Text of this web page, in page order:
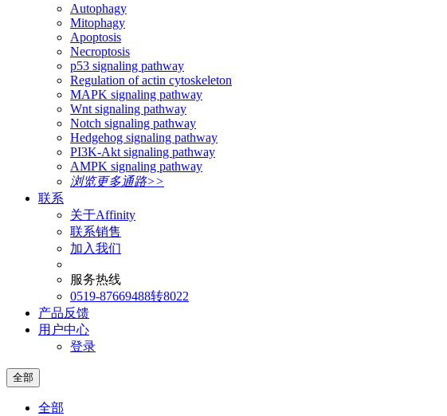
Autophagy
Mitophagy
Apoptosis
Necroptosis
p53 signaling pathway
Regulation of actin cytoskeleton
MAPK signaling pathway
Wnt signaling pathway
Notch signaling pathway
Hedgehog signaling pathway
PI3K-Akt signaling pathway
AMPK signaling pathway
浏览更多通路>>
联系
关于Affinity
联系销售
加入我们
服务热线
0519-87669488转8022
产品反馈
用户中心
登录
全部
全部